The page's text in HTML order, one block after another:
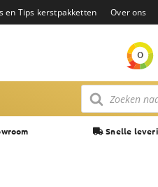
en Tips kerstpakketten Over ons
Producten
zoeken
Snelle